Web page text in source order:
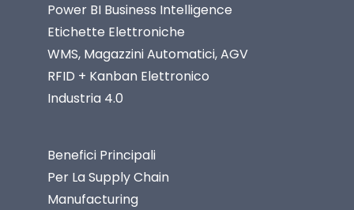
Power BI Business Intelligence
Etichette Elettroniche
WMS, Magazzini Automatici, AGV
RFID + Kanban Elettronico
Industria 4.0
Benefici Principali
Per La Supply Chain
Manufacturing